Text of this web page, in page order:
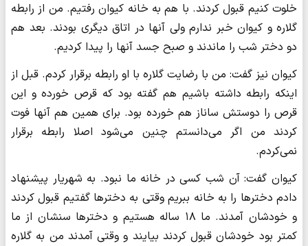
خلوت کنیم قبول کردند. با هم به خانه کیوان رفتیم. من از رابطه
گلاره و کیوان خبر ندارم ولی آنها در اتاق دیگری بودند. بعد هم
دو دختر شب را ماندند و صبح جسد آنها را پیدا کردیم.
کیوان نیز گفت: من با رضایت گلاره با او رابطه برقرار کردم. قبل از
اینکه رابطه داشته باشیم هم گفته بود که قرص خورده و این
قرص را دوستش ساناز هم خورده بود. برای همین هم آنها فوت
کردند من اگر می‌دانستم چنین می‌شود اصلا رابطه برقرار
نمی‌کردم.
کیوان گفت: آن شب کسی در خانه ما نبود. به شهریار پیشنهاد
دادم دخترها را به خانه ببریم وقتی به دخترها گفتیم قبول کردند
و خودشان آمدند. ما ۱۸ ساله هستیم و دخترها سنشان از ما
کمتر بود‌ خودشان قبول کردند بیایند و وقتی آمدند من به گلاره